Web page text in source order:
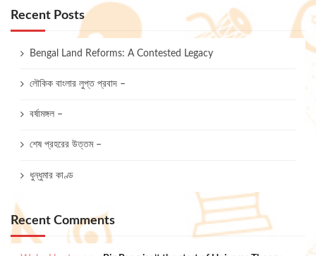
Recent Posts
Bengal Land Reforms: A Contested Legacy
লৌকিক বাংলার লুপ্ত প্রবাদ –
বর্ষামঙ্গল –
শেষ প্রহরের উত্তম –
ধুন্ধুমার কাণ্ড
Recent Comments